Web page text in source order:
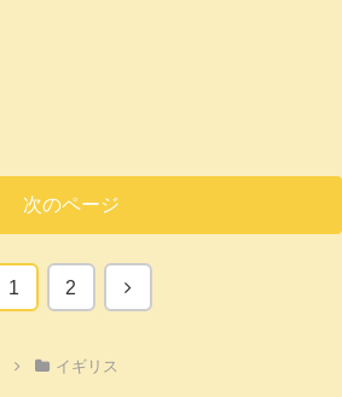
次のページ
1 2 次
イギリス